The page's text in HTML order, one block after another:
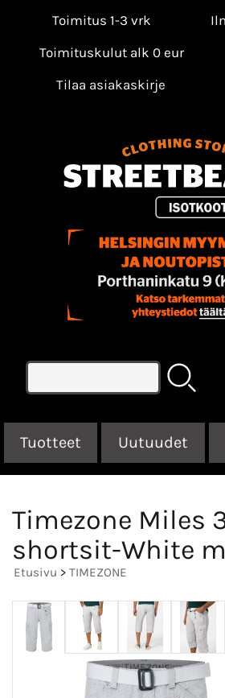
Toimitus 1-3 vrk
Toimituskulut alk 0 eur
Tilaa asiakaskirje
Tuotteet Uutuudet
Timezone Miles
shortsit-White
Etusivu > TIMEZONE